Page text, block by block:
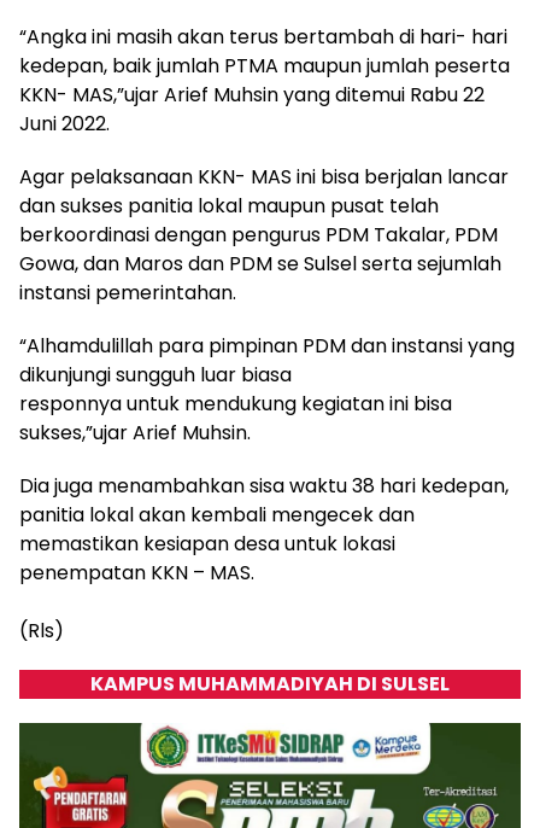
“Angka ini masih akan terus bertambah di hari- hari
kedepan, baik jumlah PTMA maupun jumlah peserta
KKN- MAS,”ujar Arief Muhsin yang ditemui Rabu 22
Juni 2022.
Agar pelaksanaan KKN- MAS ini bisa berjalan lancar
dan sukses panitia lokal maupun pusat telah
berkoordinasi dengan pengurus PDM Takalar, PDM
Gowa, dan Maros dan PDM se Sulsel serta sejumlah
instansi pemerintahan.
“Alhamdulillah para pimpinan PDM dan instansi yang
dikunjungi sungguh luar biasa
responnya untuk mendukung kegiatan ini bisa
sukses,”ujar Arief Muhsin.
Dia juga menambahkan sisa waktu 38 hari kedepan,
panitia lokal akan kembali mengecek dan
memastikan kesiapan desa untuk lokasi
penempatan KKN – MAS.
(Rls)
KAMPUS MUHAMMADIYAH DI SULSEL